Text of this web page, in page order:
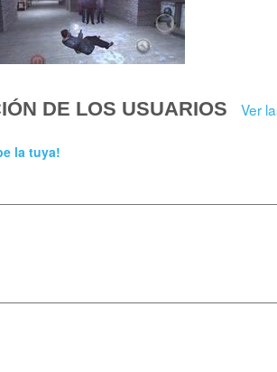
DE LOS USUARIOS Ver
la tuya!